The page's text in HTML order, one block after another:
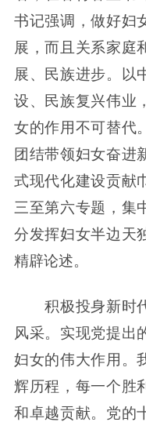
书记强调，做好妇
展，而且关系家庭
展、民族进步。以
设、民族复兴伟业
女的作用不可替代
团结带领妇女奋进
式现代化建设贡献
三至第六专题，集
分发挥妇女半边天
精辟论述。
积极投身新时代
风采。实现党提出
妇女的伟大作用。
辉历程，每一个胜
和卓越贡献。党的